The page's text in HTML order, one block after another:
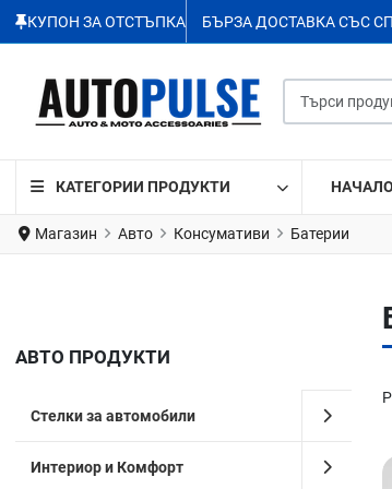
КУПОН ЗА ОТСТЪПКА БЪРЗА ДОСТАВКА СЪС
КАТЕГОРИИ ПРОДУКТИ НАЧАЛО
Магазин Авто Консумативи Батерии
АВТО ПРОДУКТИ
Стелки за автомобили
Интериор и Комфорт